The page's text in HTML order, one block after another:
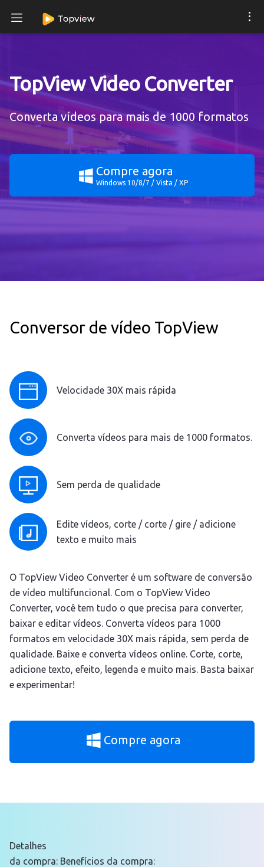
TopView Video Converter
Converta vídeos para mais de 1000 formatos
Compre agora
Windows 10/8/7 / Vista / XP
Conversor de vídeo TopView
Velocidade 30X mais rápida
Converta vídeos para mais de 1000 formatos.
Sem perda de qualidade
Edite vídeos, corte / corte / gire / adicione
texto e muito mais
O TopView Video Converter é um software de conversão
de vídeo multifuncional. Com o TopView Video
Converter, você tem tudo o que precisa para converter,
baixar e editar vídeos. Converta vídeos para 1000
formatos em velocidade 30X mais rápida, sem perda de
qualidade. Baixe e converta vídeos online. Corte, corte,
adicione texto, efeito, legenda e muito mais. Basta baixar
e experimentar!
Compre agora
Detalhes
da compra: Benefícios da compra: